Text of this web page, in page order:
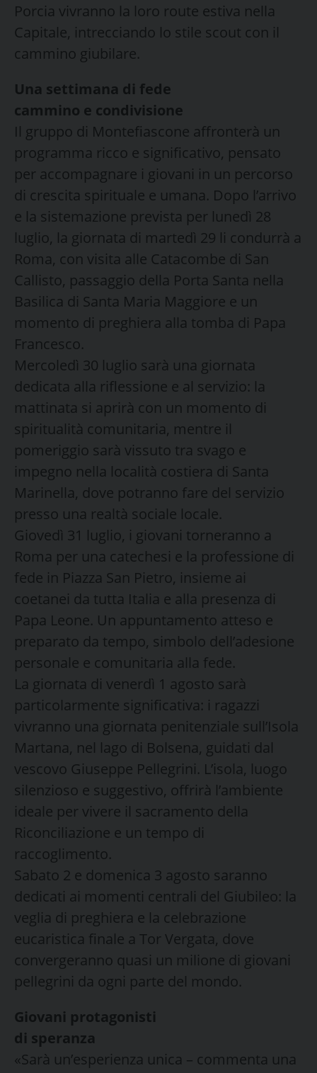
Porcia vivranno la loro route estiva nella
Capitale, intrecciando lo stile scout con il
cammino giubilare.
Una settimana di fede
cammino e condivisione
Il gruppo di Montefiascone affronterà un
programma ricco e significativo, pensato
per accompagnare i giovani in un percorso
di crescita spirituale e umana. Dopo l’arrivo
e la sistemazione prevista per lunedì 28
luglio, la giornata di martedì 29 li condurrà a
Roma, con visita alle Catacombe di San
Callisto, passaggio della Porta Santa nella
Basilica di Santa Maria Maggiore e un
momento di preghiera alla tomba di Papa
Francesco.
Mercoledì 30 luglio sarà una giornata
dedicata alla riflessione e al servizio: la
mattinata si aprirà con un momento di
spiritualità comunitaria, mentre il
pomeriggio sarà vissuto tra svago e
impegno nella località costiera di Santa
Marinella, dove potranno fare del servizio
presso una realtà sociale locale.
Giovedì 31 luglio, i giovani torneranno a
Roma per una catechesi e la professione di
fede in Piazza San Pietro, insieme ai
coetanei da tutta Italia e alla presenza di
Papa Leone. Un appuntamento atteso e
preparato da tempo, simbolo dell’adesione
personale e comunitaria alla fede.
La giornata di venerdì 1 agosto sarà
particolarmente significativa: i ragazzi
vivranno una giornata penitenziale sull’Isola
Martana, nel lago di Bolsena, guidati dal
vescovo Giuseppe Pellegrini. L’isola, luogo
silenzioso e suggestivo, offrirà l’ambiente
ideale per vivere il sacramento della
Riconciliazione e un tempo di
raccoglimento.
Sabato 2 e domenica 3 agosto saranno
dedicati ai momenti centrali del Giubileo: la
veglia di preghiera e la celebrazione
eucaristica finale a Tor Vergata, dove
convergeranno quasi un milione di giovani
pellegrini da ogni parte del mondo.
Giovani protagonisti
di speranza
«Sarà un’esperienza unica – commenta una